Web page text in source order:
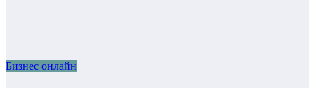
Бизнес онлайн